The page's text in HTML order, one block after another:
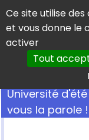
Panneau de
Ce site utilise des
et vous donne le
activer
Tout
Université
vous la parole !